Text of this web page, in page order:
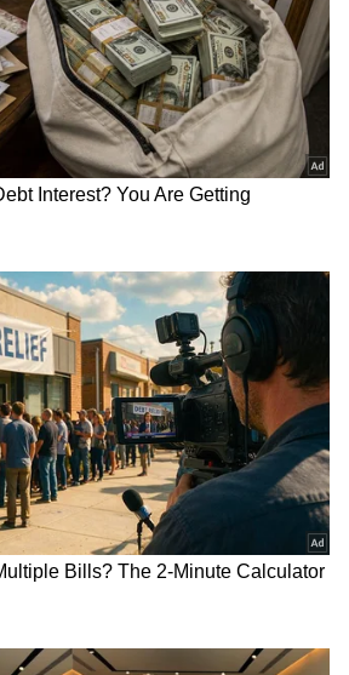
ಬಸವ ಭಕ್ತರ ಮಕ್ಕಳು ಮತ್ತು
ಎಂದು ಹೇಳಲಾಗಿದೆ. ದಾನ
ಸ್ಪಷ್ಟವಾಗಿ ನಮೂದಿಸಲಾಗಿದೆ.
ಸಹ ಶಾಸನದಲ್ಲಿ
ಈ ಸಂದರ್ಭದ ಸಾಕ್ಷಿಗಳ ಹೆಸರನ್ನೂ
ಶಾಸನದ ಶೋಧನೆಯಲ್ಲಿ
ಡಿ.ಎ.ಮದನ್‌ಕುಮಾರ್,
ಸಹಕರಿಸಿದ್ದಾರೆ.
ವಿವಿ ಶೋಧಿಸಿದ ತಳಿ ಇದು
ಪ್ರಾಣ":
ಶೆಟ್ಟಿ | Rishab
News
ಕ್ಕೆ TAX ಇಳಿಕೆ: ಮೋದಿ-